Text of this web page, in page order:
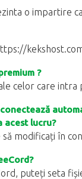
o impartire
?
celor care intra
acest lucru?
modificați în
puteți seta